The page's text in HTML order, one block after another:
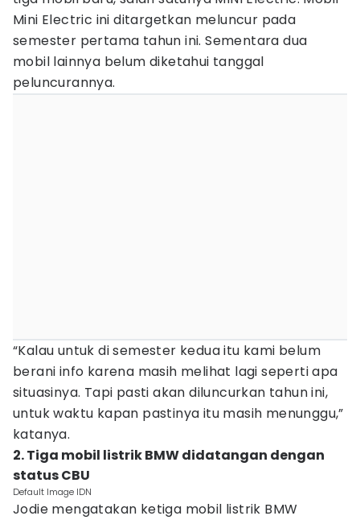
Mini Electric ini ditargetkan meluncur pada
semester pertama tahun ini. Sementara dua
mobil lainnya belum diketahui tanggal
peluncurannya.
“Kalau untuk di semester kedua itu kami belum
berani info karena masih melihat lagi seperti apa
situasinya. Tapi pasti akan diluncurkan tahun ini,
untuk waktu kapan pastinya itu masih menunggu,”
katanya.
2. Tiga mobil listrik BMW didatangan dengan
status CBU
Default Image IDN
Jodie mengatakan ketiga mobil listrik BMW